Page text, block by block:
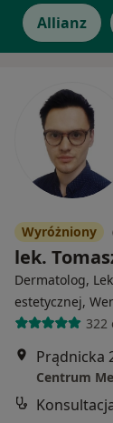
Allianz
Wyróżniony
lek.
Dermatolog,
estetycznej,
322
Prądnicka
Centrum